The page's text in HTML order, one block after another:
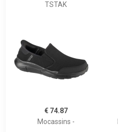
TSTAK
€ 74.87
Mocassins -